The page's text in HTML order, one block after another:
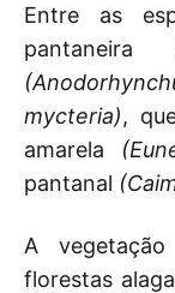
Entre as
pantaneira
mycteria),
amarela
pantanal
A
florestas